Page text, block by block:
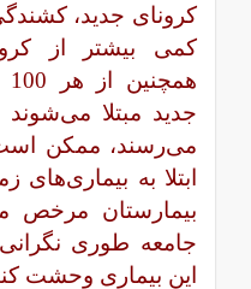
کرونای جدید،
کمی بیشتر از
جدید مبتلا
می‌رسند، ممکن
ابتلا به بیماری‌های
بیمارستان مرخص
جامعه طوری
این بیماری وحشت